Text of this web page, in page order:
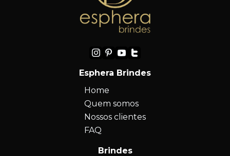
Esphera Brindes
Home
Quem somos
Nossos clientes
FAQ
Brindes